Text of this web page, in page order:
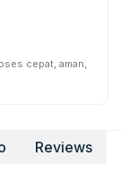
cepat, aman,
Reviews